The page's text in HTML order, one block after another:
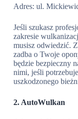
Adres: ul.
Jeśli szukasz
zakresie
musisz odwiedzić.
zadba o Twoje
będzie bezpieczny
nimi, jeśli
uszkodzonego
2. AutoWulkan